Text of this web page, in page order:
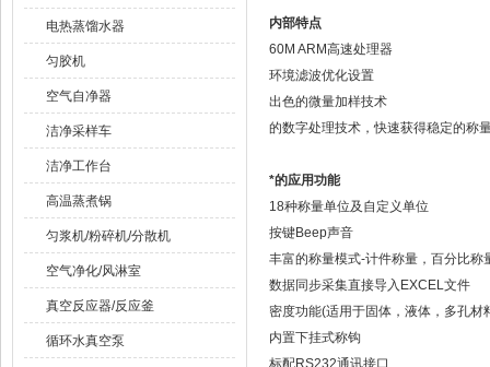
电热蒸馏水器
匀胶机
空气自净器
洁净采样车
洁净工作台
高温蒸煮锅
匀浆机/粉碎机/分散机
空气净化/风淋室
真空反应器/反应釜
循环水真空泵
内部特点
60M ARM高速处理器
环境滤波优化设置
出色的微量加样技术
的数字处理技术，快速获得稳定的称
*的应用功能
18种称量单位及自定义单位
按键Beep声音
丰富的称量模式-计件称量，百分比
数据同步采集直接导入EXCEL文件
密度功能(适用于固体，液体，多孔材
内置下挂式称钩
标配RS232通讯接口